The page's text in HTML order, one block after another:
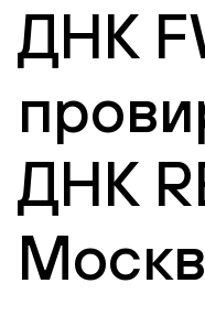
ДНК
ДНК